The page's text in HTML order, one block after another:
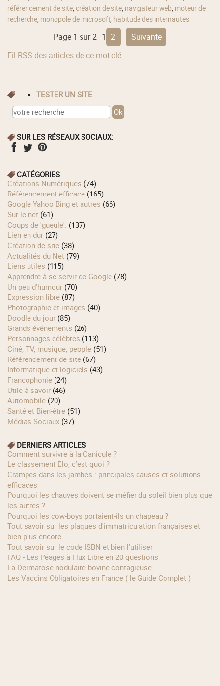
référencement de site,création de site, navigateur web, moteur de
recherche, monopole de microsoft, habitude des internautes
Page 1 sur 2 1 2
suivante
Fil RSS des articles de ce mot clé
TESTER UN SITE
SUR LES RÉSEAUX SOCIAUX:
CATÉGORIES
Créations Numériques (74)
Référencement efficace (165)
Google Yahoo Bing et autres (66)
Sur le net (61)
Coups de 'gueule'. (137)
Lien en dur (27)
Création de site (38)
Actualités du Net (79)
Liens utiles (115)
Apprendre à se servir de Google (78)
Un peu d'humour (70)
Expression libre (87)
Photographie et images (40)
Doodle du jour (85)
Grands événements (26)
Personnages célèbres (113)
Ciné, TV, musique, people (51)
Référencement de site (67)
Informatique et logiciels (43)
Francophonie (24)
Utile à savoir (46)
Automobile (20)
Santé et Bien-être (51)
Médias Sociaux (37)
DERNIERS ARTICLES
Comment survivre à la Canicule ?
Le classement Elo, c’est quoi ?
Crampes dans les jambes : principales causes et solutions
efficaces
Pourquoi les chauves doivent se méfier du soleil bien plus que
les autres ?
Pourquoi les cow‑boys portaient‑ils un chapeau ?
Tout savoir sur les plaques d'immatriculation françaises et
bien plus encore
Tout savoir sur le code ISBN et bien l'utiliser
FAQ - Les Péages à Flux Libre en 20 questions
La Dermatose nodulaire bovine contagieuse
Les Vaccins Obligatoires en France ( le Guide Complet )